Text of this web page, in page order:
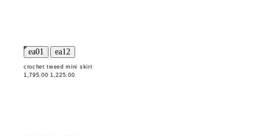
crochet tweed mini skirt
1,795.001,225.00